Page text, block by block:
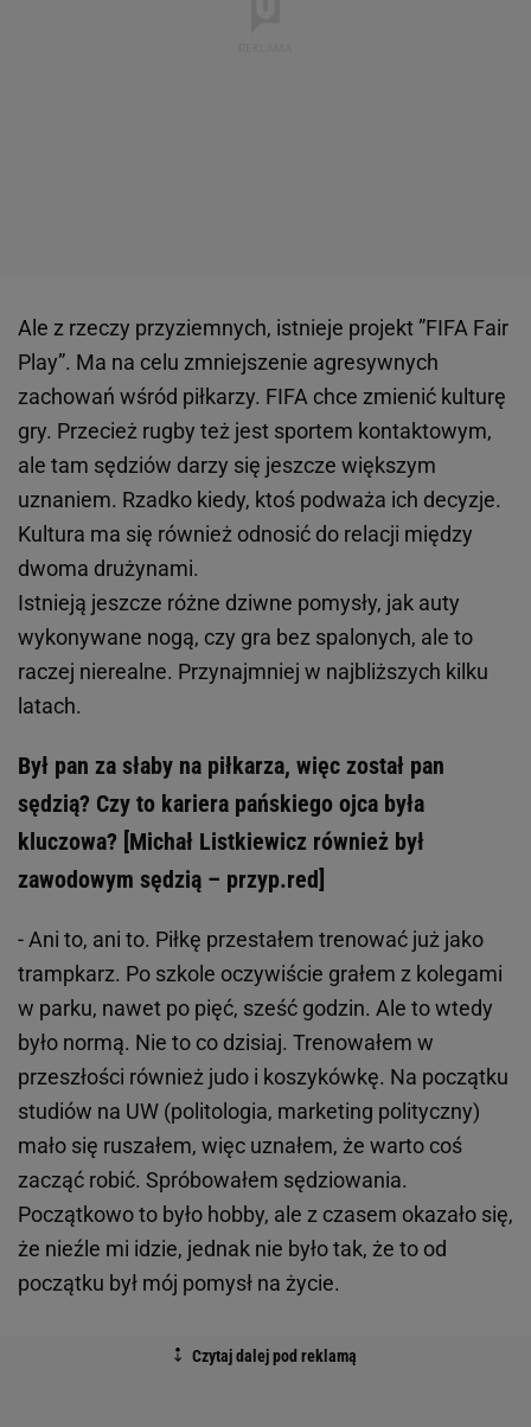
Ale z rzeczy przyziemnych, istnieje projekt ”FIFA Fair
Play”. Ma na celu zmniejszenie agresywnych
zachowań wśród piłkarzy. FIFA chce zmienić kulturę
gry. Przecież rugby też jest sportem kontaktowym,
ale tam sędziów darzy się jeszcze większym
uznaniem. Rzadko kiedy, ktoś podważa ich decyzje.
Kultura ma się również odnosić do relacji między
dwoma drużynami.
Istnieją jeszcze różne dziwne pomysły, jak auty
wykonywane nogą, czy gra bez spalonych, ale to
raczej nierealne. Przynajmniej w najbliższych kilku
latach.
Był pan za słaby na piłkarza, więc został pan
sędzią? Czy to kariera pańskiego ojca była
kluczowa? [Michał Listkiewicz również był
zawodowym sędzią – przyp.red]
- Ani to, ani to. Piłkę przestałem trenować już jako
trampkarz. Po szkole oczywiście grałem z kolegami
w parku, nawet po pięć, sześć godzin. Ale to wtedy
było normą. Nie to co dzisiaj. Trenowałem w
przeszłości również judo i koszykówkę. Na początku
studiów na UW (politologia, marketing polityczny)
mało się ruszałem, więc uznałem, że warto coś
zacząć robić. Spróbowałem sędziowania.
Początkowo to było hobby, ale z czasem okazało się,
że nieźle mi idzie, jednak nie było tak, że to od
początku był mój pomysł na życie.